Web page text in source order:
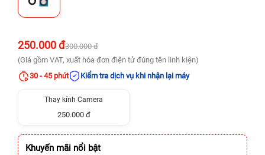
250.000 đ300.000 đ
(Giá gồm VAT, xuất hóa đơn điện tử đúng tên linh kiện)
30 - 45 phút
Kiểm tra dịch vụ khi nhận lại máy
Thay kính Camera
250.000 đ
Khuyến mãi nổi bật